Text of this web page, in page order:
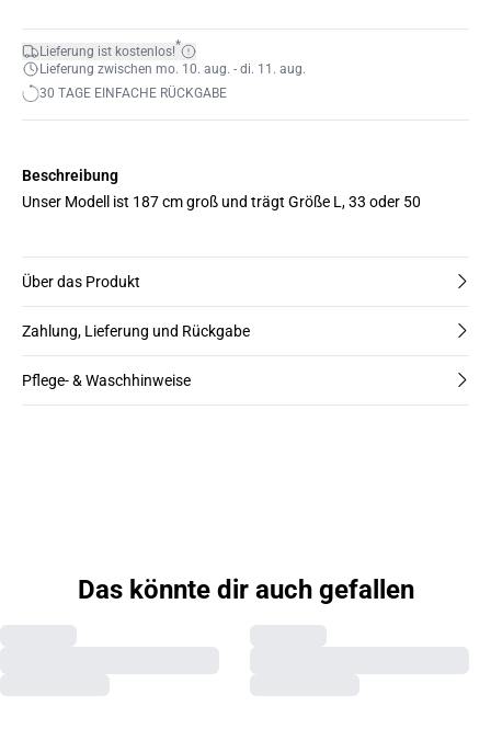
Lieferung ist kostenlos!*
Lieferung zwischen mo. 10. aug. - di. 11. aug.
30 TAGE EINFACHE RÜCKGABE
Beschreibung
Unser Modell ist 187 cm groß und trägt Größe L, 33 oder 50
Über das Produkt
Zahlung, Lieferung und Rückgabe
Pflege- & Waschhinweise
Das könnte dir auch gefallen